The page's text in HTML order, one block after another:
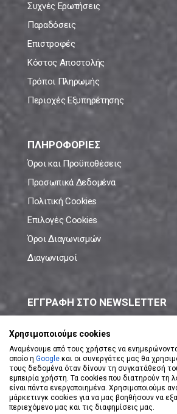
Συχνές Ερωτήσεις
Παραδόσεις
Επιστροφές
Κόστος Αποστολής
Τρόποι Πληρωμής
Περιοχές Εξυπηρέτησης
ΠΛΗΡΟΦΟΡΙΕΣ
Όροι και Προϋποθέσεις
Προσωπικά Δεδομένα
Πολιτική Cookies
Επιλογές Cookies
Όροι Διαγωνισμών
Διαγωνισμοί
ΕΓΓΡΑΦΗ ΣΤΟ NEWSLETTER
ΕΓΓΡΑΦΗ ΣΤΟ
Χρησιμοποιούμε cookies
Αναμένουμε από τους χρήστες να
οποίο η Google και οι συνεργάτες μας θα
τους δεδομένα όταν δίνουν τη συγκατάθεσή
εμπειρία χρήστη. Τα cookies που διατηρούν τη
είναι πάντα ενεργοποιημένα. Χρησιμοποιούμε
μάρκετινγκ cookies για να μας βοηθήσουν να
περιεχόμενο μας και τις διαφημίσεις μας.